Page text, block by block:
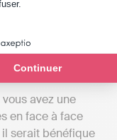
Continuer
en tant
qui souhaite
d’où la
vous avez une
en face à face
serait bénéfique